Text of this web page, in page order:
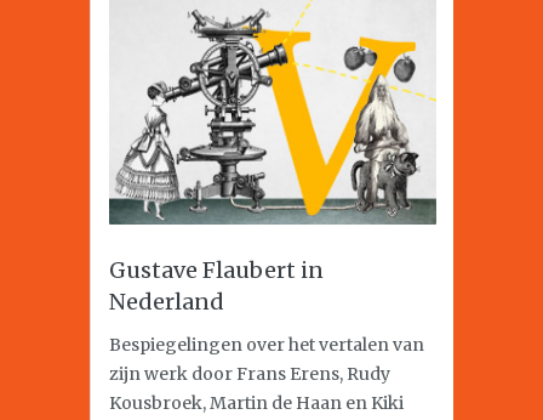
Gustave Flaubert in
Nederland
Bespiegelingen over het vertalen van
zijn werk door Frans Erens, Rudy
Kousbroek, Martin de Haan en Kiki